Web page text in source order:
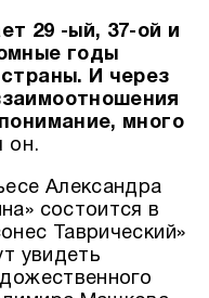
29 -ый, 37-ой и
годы
И через
много
он.
Александра
состоится в
Таврический»
увидеть